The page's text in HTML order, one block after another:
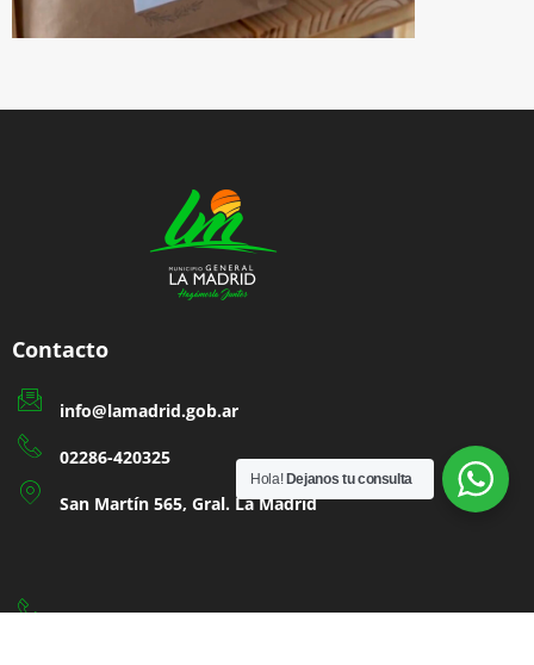
Contacto
info@lamadrid.gob.ar
02286-420325
San Martín 565, Gral. La Madrid
Hola! Dejanos tu consulta